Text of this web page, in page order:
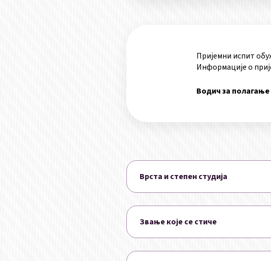
Пријемни испит
Информације о
Водич за полагање
Врста и степен студија
Звање које се стиче